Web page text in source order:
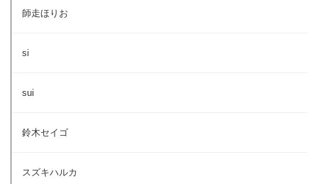
師走ほりお
si
sui
鈴木セイゴ
スズキハルカ